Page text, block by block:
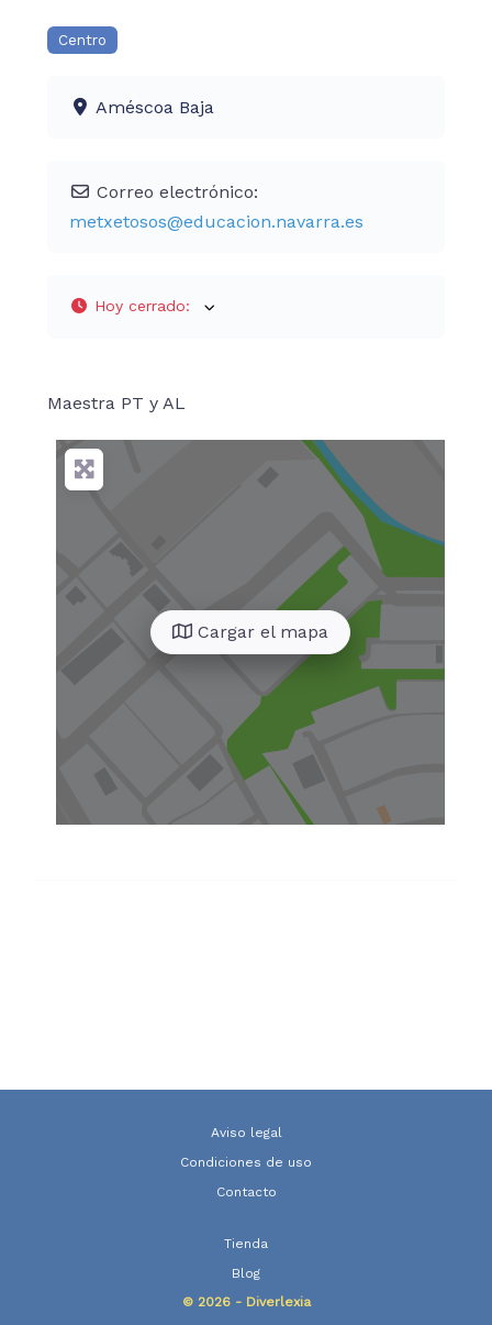
Centro
Améscoa Baja
Correo electrónico:
metxetosos@educacion.navarra.es
Hoy cerrado:
Maestra PT y AL
Cargar el mapa
Aviso legal
Condiciones de uso
Contacto
Tienda
Blog
© 2026 - Diverlexia